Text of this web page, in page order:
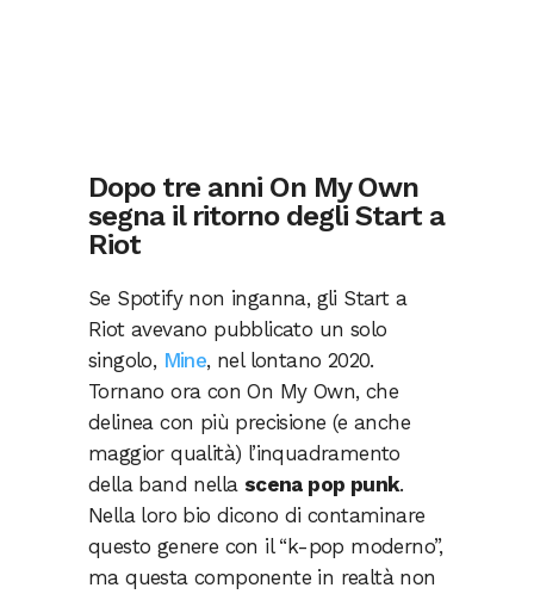
Dopo tre anni On My Own
segna il ritorno degli Start a
Riot
Se Spotify non inganna, gli Start a
Riot avevano pubblicato un solo
singolo, Mine, nel lontano 2020.
Tornano ora con On My Own, che
delinea con più precisione (e anche
maggior qualità) l’inquadramento
della band nella scena pop punk.
Nella loro bio dicono di contaminare
questo genere con il “k-pop moderno”,
ma questa componente in realtà non